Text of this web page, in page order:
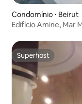
Condomínio ⋅ Beirut
Edifício Amine, Mar
Superhost
Superhost